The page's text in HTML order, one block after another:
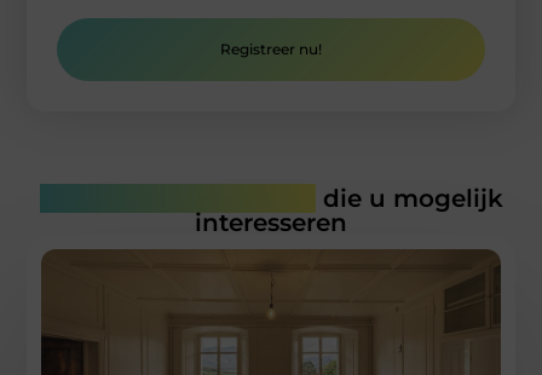
Registreer nu!
die u mogelijk
interesseren